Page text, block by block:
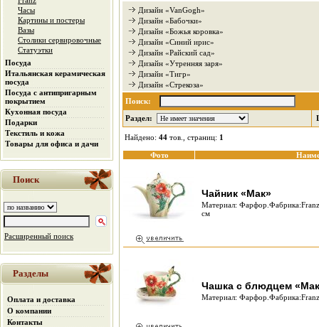
Часы
Картины и постеры
Вазы
Столики сервировочные
Статуэтки
Посуда
Итальянская керамическая
посуда
Посуда с антипригарным
покрытием
Кухонная посуда
Подарки
Текстиль и кожа
Товары для офиса и дачи
Поиск
Расширенный поиск
Разделы
Оплата и доставка
О компании
Контакты
Дизайн «VanGogh»
Дизайн «Бабочки»
Дизайн «Божья коровка»
Дизайн «Синий ирис»
Дизайн «Райский сад»
Дизайн «Утренняя заря»
Дизайн «Тигр»
Дизайн «Стрекоза»
Поиск:
Раздел:
Найдено: 44тов., страниц: 1
Фото
Чайник «Мак»
Материал:
см
Чашка с блюдцем
Материал: